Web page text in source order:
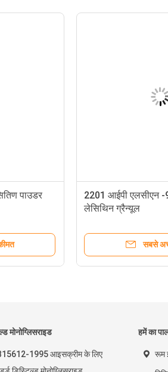
पाउडर
2201 आईपी एलसीएन -
लेसिथिन ग्रैन्यूल
सबसे
मोनोग्लिसराइड
1995 आइसक्रीम के लिए
हमें का
रूम